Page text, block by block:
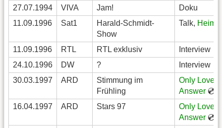
27.07.1994
VIVA Jam!
Doku
11.09.1996
Sat1
Harald-Schmidt-
Show
Talk,
11.09.1996 RTL RTL exklusiv
Interview
24.10.1996
DW ?
Interview
30.03.1997
ARD
Stimmung im
Frühling
Only Love
Answer 💿
16.04.1997
ARD Stars 97
Only Love
Answer 💿